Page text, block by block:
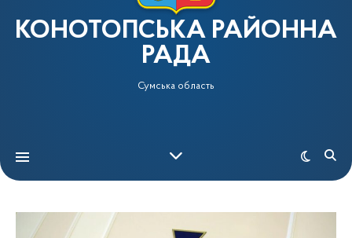
КОНОТОПСЬКА РАЙОННА
РАДА
Сумська область